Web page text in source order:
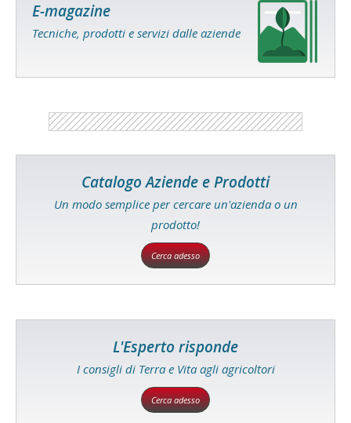
E-magazine
Tecniche, prodotti e servizi dalle aziende
Catalogo Aziende e Prodotti
Un modo semplice per cercare un'azienda o un
prodotto!
Cerca adesso
L'Esperto risponde
I consigli di Terra e Vita agli agricoltori
Cerca adesso